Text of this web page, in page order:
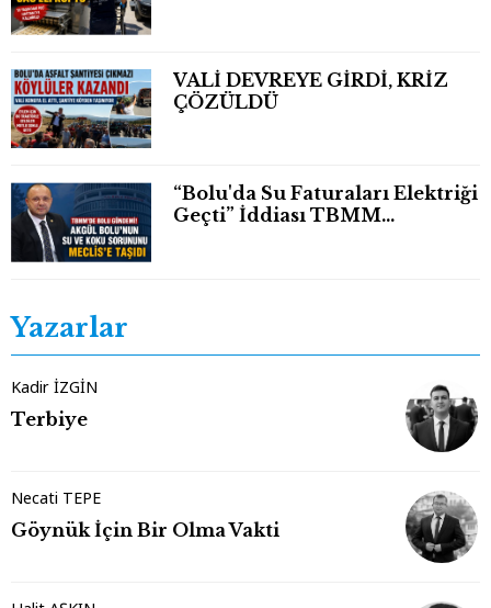
VALİ DEVREYE GİRDİ, KRİZ
ÇÖZÜLDÜ
“Bolu'da Su Faturaları Elektriği
Geçti” İddiası TBMM
Yazarlar
Kadir İZGİN
Terbiye
Necati TEPE
Göynük İçin Bir Olma Vakti